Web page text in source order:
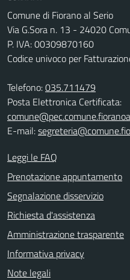
Comune di Fiorano al Serio
Via G.Sora n. 13 - 24020
P. IVA: 00309870160
Codice univoco per
Telefono:035.711479
Posta Elettronica Certificata:
E-mail:
Leggi le FAQ
Prenotazione appuntamento
Segnalazione disservizio
Richiesta d'assistenza
Amministrazione trasparente
Informativa privacy
Note legali